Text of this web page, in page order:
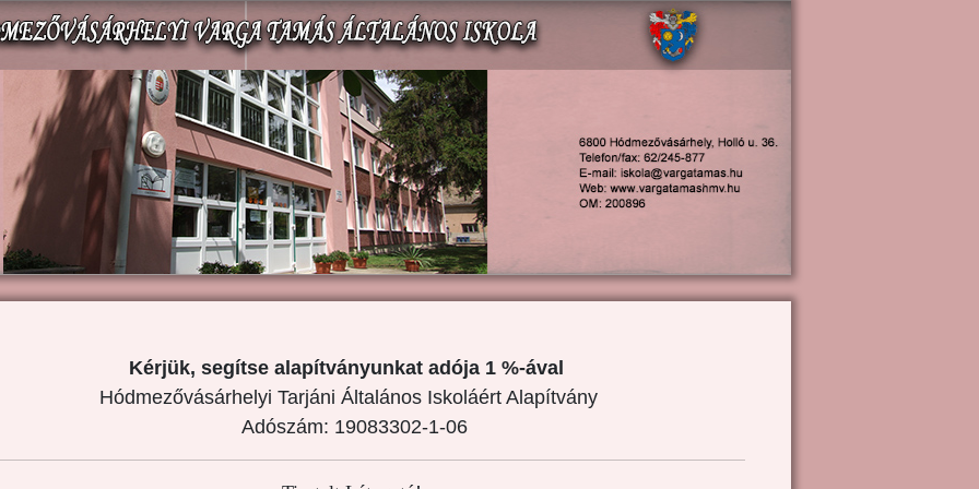
Kérjük, segítse alapítványunkat adója 1 %-ával
Hódmezővásárhelyi Tarjáni Általános Iskoláért Alapítvány
Adószám: 19083302-1-06